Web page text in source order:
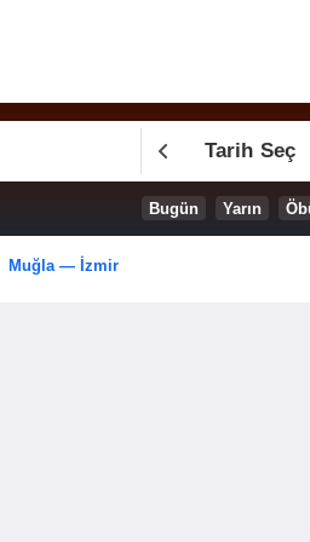
Tarih Seç
Bugün Yarın
Muğla — İzmir